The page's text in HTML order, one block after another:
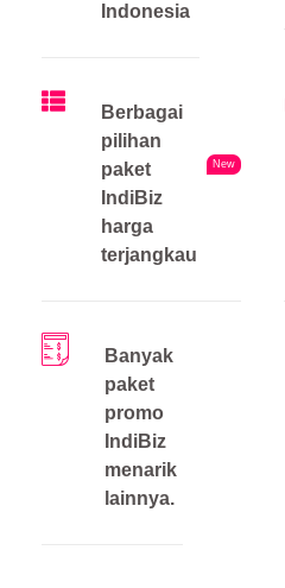
Indonesia
Berbagai
pilihan
paket
IndiBiz
harga
terjangkau
New
Banyak
paket
promo
IndiBiz
menarik
lainnya.